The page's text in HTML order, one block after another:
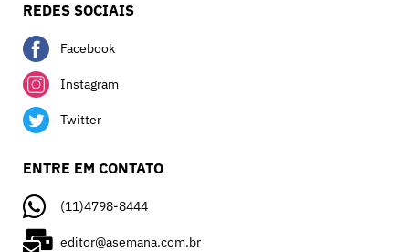
REDES SOCIAIS
Facebook
Instagram
Twitter
ENTRE EM CONTATO
(11)4798-8444
editor@asemana.com.br